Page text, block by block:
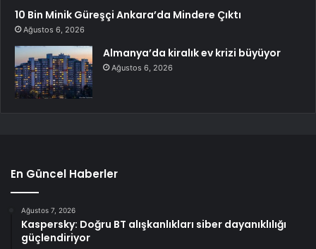
10 Bin Minik Güreşçi Ankara’da Mindere Çıktı
Ağustos 6, 2026
Almanya’da kiralık ev krizi büyüyor
Ağustos 6, 2026
En Güncel Haberler
Ağustos 7, 2026
Kaspersky: Doğru BT alışkanlıkları siber dayanıklılığı
güçlendiriyor